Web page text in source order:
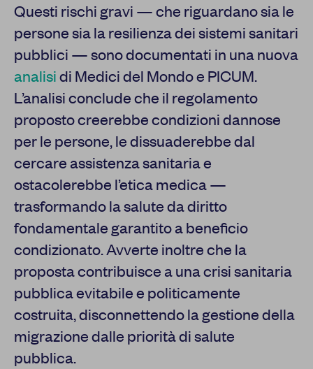
Questi rischi gravi — che riguardano sia le
persone sia la resilienza dei sistemi sanitari
pubblici — sono documentati in una nuova
analisidi Medici del Mondo e PICUM.
L’analisi conclude che il regolamento
proposto creerebbe condizioni dannose
per le persone, le dissuaderebbe dal
cercare assistenza sanitaria e
ostacolerebbe l’etica medica —
trasformando la salute da diritto
fondamentale garantito a beneficio
condizionato. Avverte inoltre che la
proposta contribuisce a una crisi sanitaria
pubblica evitabile e politicamente
costruita, disconnettendo la gestione della
migrazione dalle priorità di salute
pubblica.